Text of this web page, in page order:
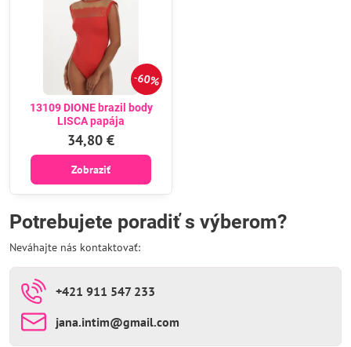
60%
13109 DIONE brazil body
LISCA papája
34,80 €
Zobraziť
Potrebujete poradiť s výberom?
Neváhajte nás kontaktovať:
+421 911 547 233
jana​.intim​@gmail​.com